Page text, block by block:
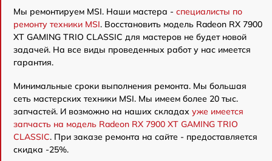
Мы ремонтируем MSI. Наши мастера - специалисты по
ремонту техники MSI. Восстановить модель Radeon RX 7900
XT GAMING TRIO CLASSIC для мастеров не будет новой
задачей. На все виды проведенных работ у нас имеется
гарантия.
Минимальные сроки выполнения ремонта. Мы большая
сеть мастерских техники MSI. Мы имеем более 20 тыс.
запчастей. И возможно на наших складах уже имеется
запчасть на модель Radeon RX 7900 XT GAMING TRIO
CLASSIC. При заказе ремонта на сайте - предоставляется
скидка -25%.